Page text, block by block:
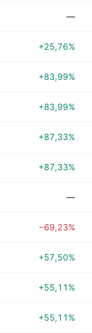
—
+25,76%
+83,99%
+83,99%
+87,33%
+87,33%
—
−69,23%
+57,50%
+55,11%
+55,11%